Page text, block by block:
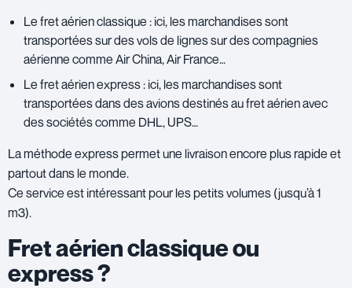
Le fret aérien classique : ici, les marchandises sont
transportées sur des vols de lignes sur des compagnies
aérienne comme Air China, Air France…
Le fret aérien express : ici, les marchandises sont
transportées dans des avions destinés au fret aérien avec
des sociétés comme DHL, UPS…
La méthode express permet une livraison encore plus rapide et
partout dans le monde.
Ce service est intéressant pour les petits volumes (jusqu’à 1
m3).
Fret aérien classique ou
express ?